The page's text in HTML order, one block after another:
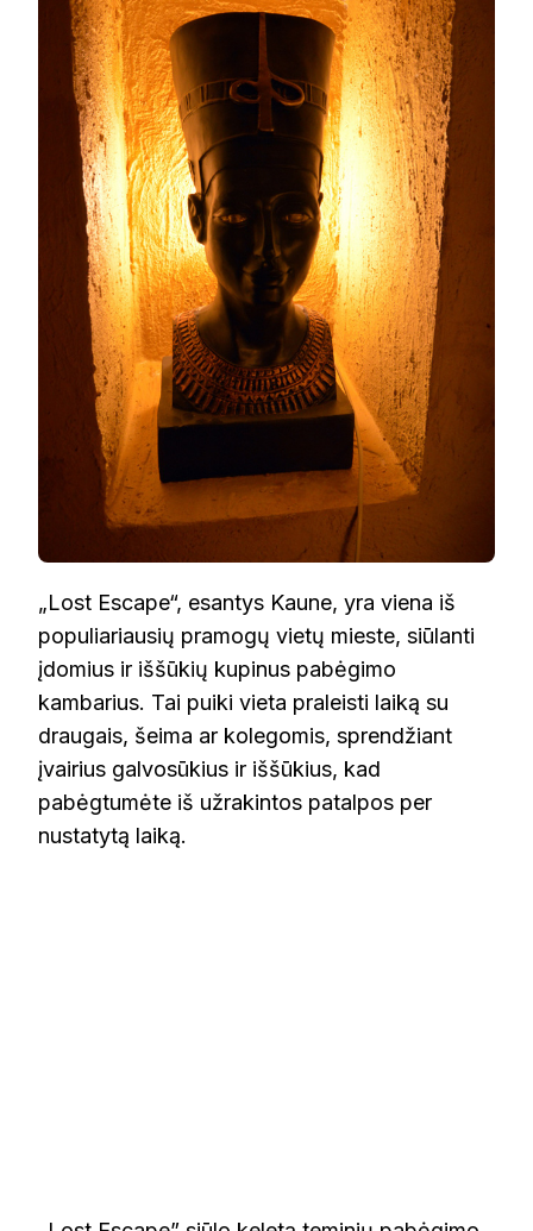
„Lost Escape“, esantys Kaune, yra viena iš
populiariausių pramogų vietų mieste, siūlanti
įdomius ir iššūkių kupinus pabėgimo
kambarius. Tai puiki vieta praleisti laiką su
draugais, šeima ar kolegomis, sprendžiant
įvairius galvosūkius ir iššūkius, kad
pabėgtumėte iš užrakintos patalpos per
nustatytą laiką.